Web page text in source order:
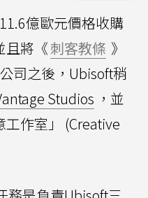
億歐元價格收購
且將《刺客教條 》
司之後，Ubisoft稍
Studios ，並
作室」 (Creative